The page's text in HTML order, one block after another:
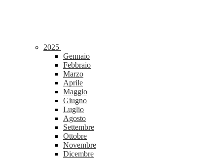
2025
Gennaio
Febbraio
Marzo
Aprile
Maggio
Giugno
Luglio
Agosto
Settembre
Ottobre
Novembre
Dicembre